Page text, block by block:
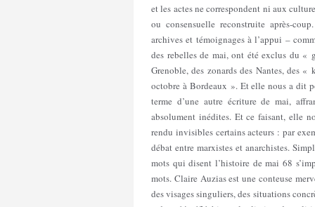
et les actes ne correspondent ni aux
ou consensuelle reconstruite après-
archives et témoignages à l’appui –
des rebelles de mai, ont été exclus du
Grenoble, des zonards des Nantes, des
octobre à Bordeaux ». Et elle nous a dit
terme d’une autre écriture de mai,
absolument inédites. Et ce faisant, elle
rendu invisibles certains acteurs : par
débat entre marxistes et anarchistes.
mots qui disent l’histoire de mai 68
mots. Claire Auzias est une conteuse
des visages singuliers, des situations